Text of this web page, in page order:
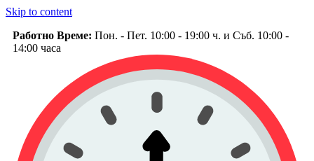
Skip to content
Работно Време: Пон. - Пет. 10:00 - 19:00 ч. и Съб. 10:00 -
14:00 часа